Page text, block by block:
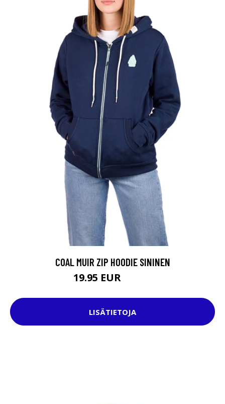
COAL MUIR ZIP HOODIE SININEN
19.95 EUR
LISÄTIETOJA